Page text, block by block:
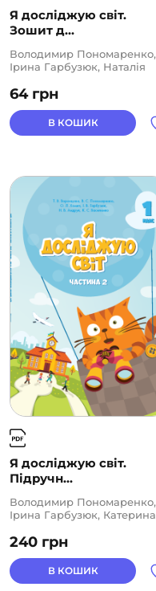
Я досліджую світ.
Зошит д...
64 грн
Володимир Пономаренко,
Ірина Гарбузюк, Наталія
Тетяна Воронцова
В КОШИК
Я досліджую світ.
Підручн...
240 грн
Володимир Пономаренко,
Ірина Гарбузюк, Катерина
Олена Хомич, Тетяна
Воронцова
В КОШИК